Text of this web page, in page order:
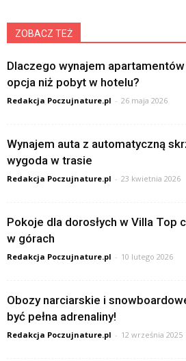
ZOBACZ TEŻ
Dlaczego wynajem
opcja niż pobyt w hotelu?
Redakcja Poczujnature.pl - 26 maja 2026
Wynajem auta z automatyczną
wygoda w trasie
Redakcja Poczujnature.pl - 23 kwietnia 2026
Pokoje dla dorosłych w Villa Top
w górach
Redakcja Poczujnature.pl - 10 lutego 2026
Obozy narciarskie i
być pełna adrenaliny!
Redakcja Poczujnature.pl - 12 września 2025